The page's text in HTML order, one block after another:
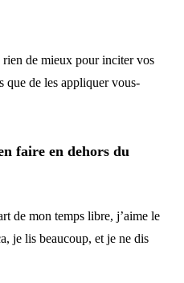
de mieux pour inciter vos
que de les appliquer vous-
faire en dehors du
de mon temps libre, j’aime le
je lis beaucoup, et je ne dis